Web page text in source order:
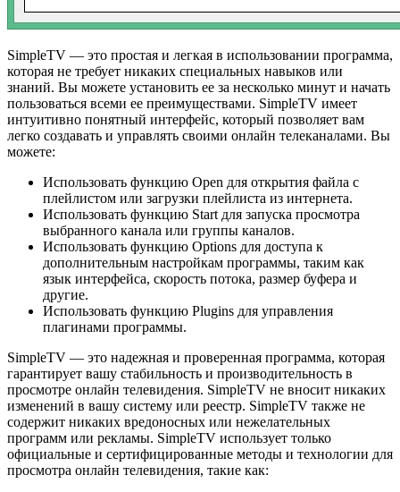
SimpleTV — это простая и легкая в использовании программа,
которая не требует никаких специальных навыков или
знаний. Вы можете установить ее за несколько минут и начать
пользоваться всеми ее преимуществами. SimpleTV имеет
интуитивно понятный интерфейс, который позволяет вам
легко создавать и управлять своими онлайн телеканалами. Вы
можете:
Использовать функцию Open для открытия файла с
плейлистом или загрузки плейлиста из интернета.
Использовать функцию Start для запуска просмотра
выбранного канала или группы каналов.
Использовать функцию Options для доступа к
дополнительным настройкам программы, таким как
язык интерфейса, скорость потока, размер буфера и
другие.
Использовать функцию Plugins для управления
плагинами программы.
SimpleTV — это надежная и проверенная программа, которая
гарантирует вашу стабильность и производительность в
просмотре онлайн телевидения. SimpleTV не вносит никаких
изменений в вашу систему или реестр. SimpleTV также не
содержит никаких вредоносных или нежелательных
программ или рекламы. SimpleTV использует только
официальные и сертифицированные методы и технологии для
просмотра онлайн телевидения, такие как: